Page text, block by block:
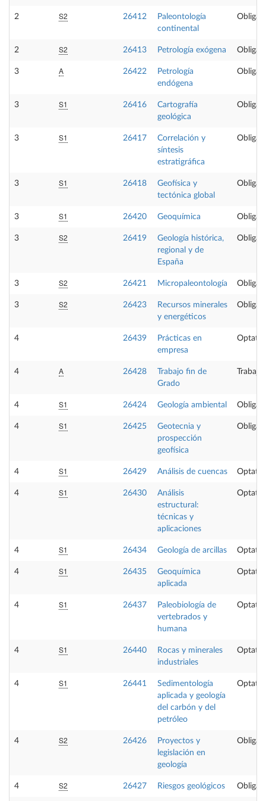
2 S2 26412
Paleontología
continental
2 S2 26413 Petrología exógena
3 A 26422
Petrología
endógena
3 S1 26416
Cartografía
geológica
3 S1 26417
Correlación y
síntesis
estratigráfica
3 S1 26418
Geofísica y
tectónica global
3 S1 26420 Geoquímica
3 S2 26419
Geología histórica,
regional y de
España
3 S2 26421 Micropaleontología
3 S2 26423
Recursos minerales
y energéticos
4 26439
Prácticas en
empresa
4 A 26428
Trabajo fin de
Grado
4 S1 26424 Geología ambiental
4 S1 26425
Geotecnia y
prospección
geofísica
4 S1 26429 Análisis de cuencas
4 S1 26430
Análisis
estructural:
técnicas y
aplicaciones
4 S1 26434 Geología de arcillas
4 S1 26435
Geoquímica
aplicada
4 S1 26437
Paleobiología de
vertebrados y
humana
4 S1 26440
Rocas y minerales
industriales
4 S1 26441
Sedimentología
aplicada y geología
del carbón y del
petróleo
4 S2 26426
Proyectos y
legislación en
geología
4 S2 26427 Riesgos geológicos